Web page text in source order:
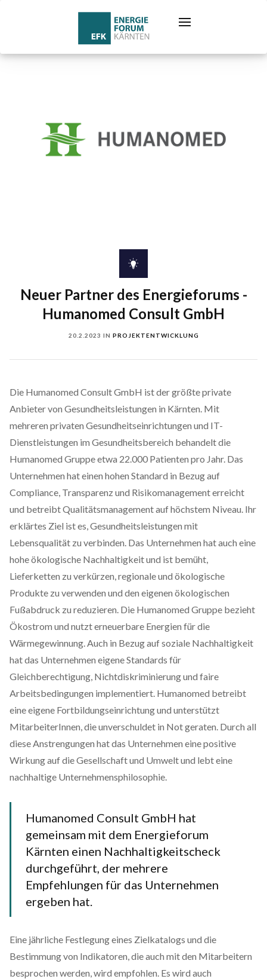
Neuer Partner des Energieforums -
Humanomed Consult GmbH
20.2.2023 IN PROJEKTENTWICKLUNG
Die Humanomed Consult GmbH ist der größte private
Anbieter von Gesundheitsleistungen in Kärnten. Mit
mehreren privaten Gesundheitseinrichtungen und IT-
Dienstleistungen im Gesundheitsbereich behandelt die
Humanomed Gruppe etwa 22.000 Patienten pro Jahr. Das
Unternehmen hat einen hohen Standard in Bezug auf
Compliance, Transparenz und Risikomanagement erreicht
und betreibt Qualitätsmanagement auf höchstem Niveau. Ihr
erklärtes Ziel ist es, Gesundheitsleistungen mit
Lebensqualität zu verbinden. Das Unternehmen hat auch eine
hohe ökologische Nachhaltigkeit und ist bemüht,
Lieferketten zu verkürzen, regionale und ökologische
Produkte zu verwenden und den eigenen ökologischen
Fußabdruck zu reduzieren. Die Humanomed Gruppe bezieht
Ökostrom und nutzt erneuerbare Energien für die
Wärmegewinnung. Auch in Bezug auf soziale Nachhaltigkeit
hat das Unternehmen eigene Standards für
Gleichberechtigung, Nichtdiskriminierung und faire
Arbeitsbedingungen implementiert. Humanomed betreibt
eine eigene Fortbildungseinrichtung und unterstützt
MitarbeiterInnen, die unverschuldet in Not geraten. Durch all
diese Anstrengungen hat das Unternehmen eine positive
Wirkung auf die Gesellschaft und Umwelt und lebt eine
nachhaltige Unternehmensphilosophie.
Humanomed Consult GmbH hat
gemeinsam mit dem Energieforum
Kärnten einen Nachhaltigkeitscheck
durchgeführt, der mehrere
Empfehlungen für das Unternehmen
ergeben hat.
Eine jährliche Festlegung eines Zielkatalogs und die
Bestimmung von Indikatoren, die auch mit den Mitarbeitern
besprochen werden, wird empfohlen. Es wird auch